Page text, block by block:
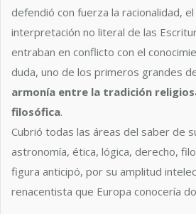
defendió con fuerza la racionalidad,
interpretación no literal de las
entraban en conflicto con el
duda, uno de los primeros grandes
armonía entre la tradición
filosófica.
Cubrió todas las áreas del saber de
astronomía, ética, lógica, derecho,
figura anticipó, por su amplitud
renacentista que Europa conocería